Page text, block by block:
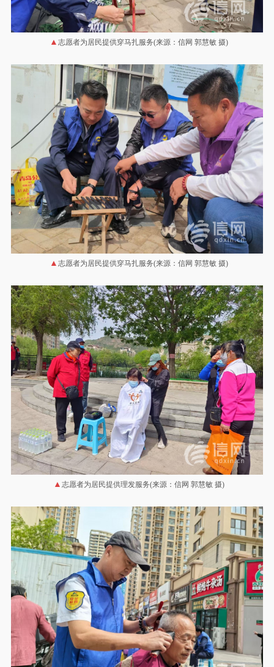
志愿者为居民提供穿马扎服务(来源：信网 郭慧敏 摄)
志愿者为居民提供穿马扎服务(来源：信网 郭慧敏 摄)
志愿者为居民提供理发服务(来源：信网 郭慧敏 摄)